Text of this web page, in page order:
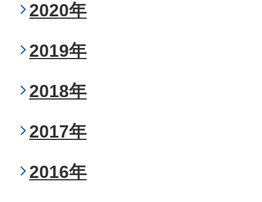
2020年
2019年
2018年
2017年
2016年